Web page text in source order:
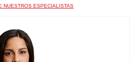
NUESTROS ESPECIALISTAS